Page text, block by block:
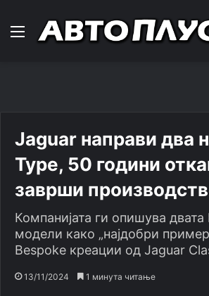
Навигација
Jaguar направи два
Type, 50 години
заврши
Компанијата ги опишува двата
модели како „најдобри
Bespoke креации од Jaguar
13/11/2024 1 минута читање